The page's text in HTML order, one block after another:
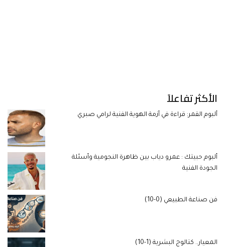
الأكثر تفاعلاً
ألبوم القمر: قراءة في أزمة الهوية الفنية لرامي صبري
ألبوم حبيتك : عمرو دياب بين ظاهرة النجومية وأسئلة
الجودة الفنية
فن صناعة الطبيعي (0-10)
المعيار.. كتالوج البشرية (1-10)